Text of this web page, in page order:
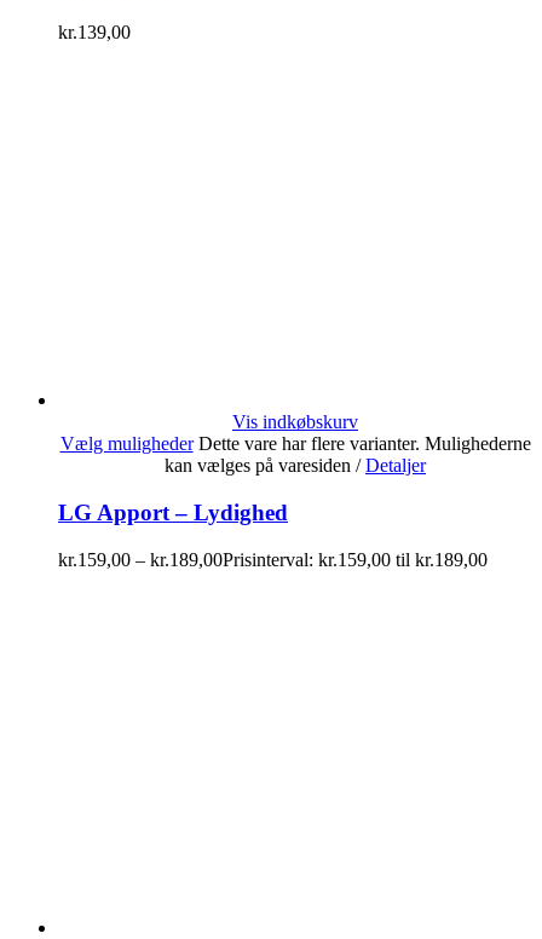
kr.139,00
Vis indkøbskurv
Vælg muligheder Dette vare har flere varianter. Mulighederne
kan vælges på varesiden / Detaljer
LG Apport – Lydighed
kr.159,00 – kr.189,00Prisinterval: kr.159,00 til kr.189,00